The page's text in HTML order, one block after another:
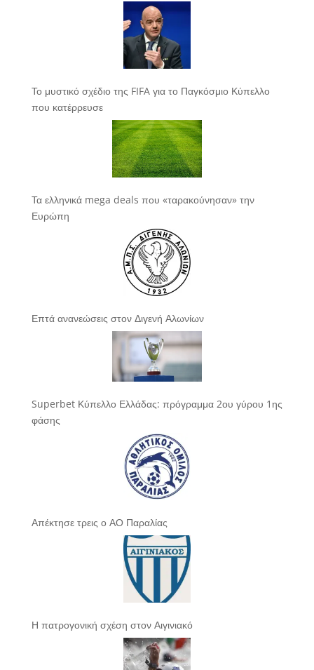
Το μυστικό σχέδιο της FIFA για το Παγκόσμιο Κύπελλο
που κατέρρευσε
Τα ελληνικά mega deals που «ταρακούνησαν» την
Ευρώπη
Επτά ανανεώσεις στον Διγενή Αλωνίων
Superbet Κύπελλο Ελλάδας: πρόγραμμα 2ου γύρου 1ης
φάσης
Απέκτησε τρεις ο ΑΟ Παραλίας
Η πατρογονική σχέση στον Αιγινιακό